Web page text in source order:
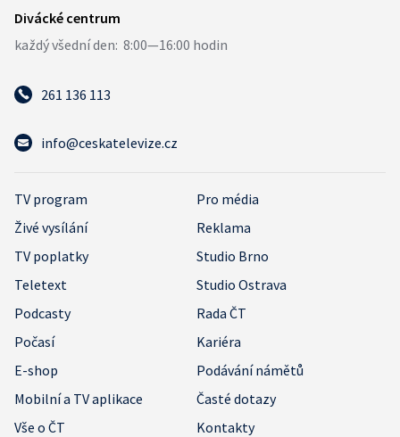
261 136 113
info@ceskatelevize.cz
TV program
Pro média
Živé vysílání
Reklama
TV poplatky
Studio Brno
Teletext
Studio Ostrava
Podcasty
Rada ČT
Počasí
Kariéra
E-shop
Podávání námětů
Mobilní a TV aplikace
Časté dotazy
Vše o ČT
Kontakty